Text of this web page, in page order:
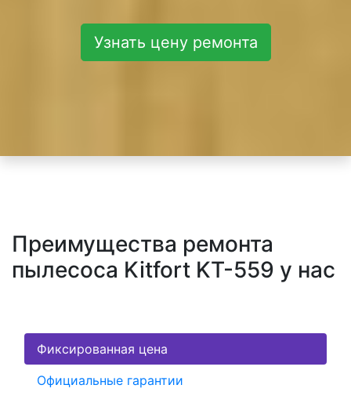
Узнать цену ремонта
Преимущества ремонта
пылесоса Kitfort KT-559 у нас
Фиксированная цена
Официальные гарантии